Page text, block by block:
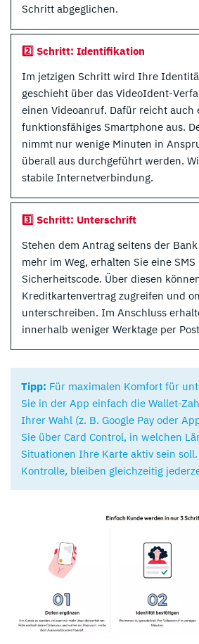
Schritt abgeglichen.
2️⃣ Schritt: Identifikation
Im jetzigen Schritt wird Ihre
geschieht über das VideoIdent-
einen Videoanruf. Dafür reicht auch
funktionsfähiges Smartphone aus.
nimmt nur wenige Minuten in
überall aus durchgeführt werden.
stabile Internetverbindung.
3️⃣ Schritt: Unterschrift
Stehen dem Antrag seitens der
mehr im Weg, erhalten Sie eine
Sicherheitscode. Über diesen
Kreditkartenvertrag zugreifen und
unterschreiben. Im Anschluss
innerhalb weniger Werktage per
Tipp: Für maximalen Komfort für
Sie in der App einfach die Wallet-
Ihrer Wahl (z. B. Google Pay oder
Sie über Card Control, in welchen
Situationen Ihre Karte aktiv sein
Kontrolle, bleiben gleichzeitig